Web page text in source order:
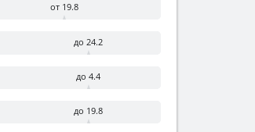
от 19.8
до 24.2
до 4.4
до 19.8